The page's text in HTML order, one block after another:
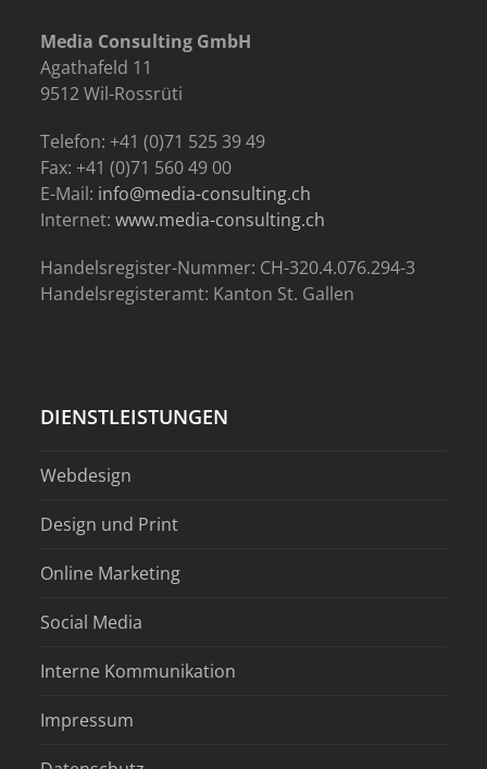
Media Consulting GmbH
Agathafeld 11
9512 Wil-Rossrüti
Telefon: +41 (0)71 525 39 49
Fax: +41 (0)71 560 49 00
E-Mail: info@media-consulting.ch
Internet:www.media-consulting.ch
Handelsregister-Nummer: CH-320.4.076.294-3
Handelsregisteramt: Kanton St. Gallen
DIENSTLEISTUNGEN
Webdesign
Design und Print
Online Marketing
Social Media
Interne Kommunikation
Impressum